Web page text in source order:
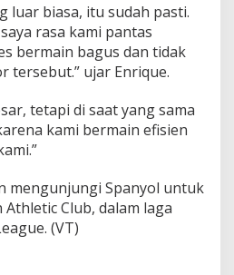
luar biasa, itu sudah pasti.
rasa kami pantas
bermain bagus dan tidak
tersebut.” ujar Enrique.
tetapi di saat yang sama
kami bermain efisien
mengunjungi Spanyol untuk
Club, dalam laga
(VT)